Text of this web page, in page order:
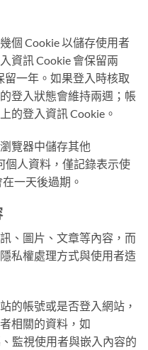
個 Cookie 以儲存使用者
資訊 Cookie 會保留兩
留一年。如果登入時核取
登入狀態會維持兩週；帳
的登入資訊 Cookie。
覽器中儲存其他
個人資料，僅記錄表示使
一天後過期。
、圖片、文章等內容，而
私權處理方式與使用者造
的帳號或是否登入網站，
相關的資料，如
監視使用者與嵌入內容的